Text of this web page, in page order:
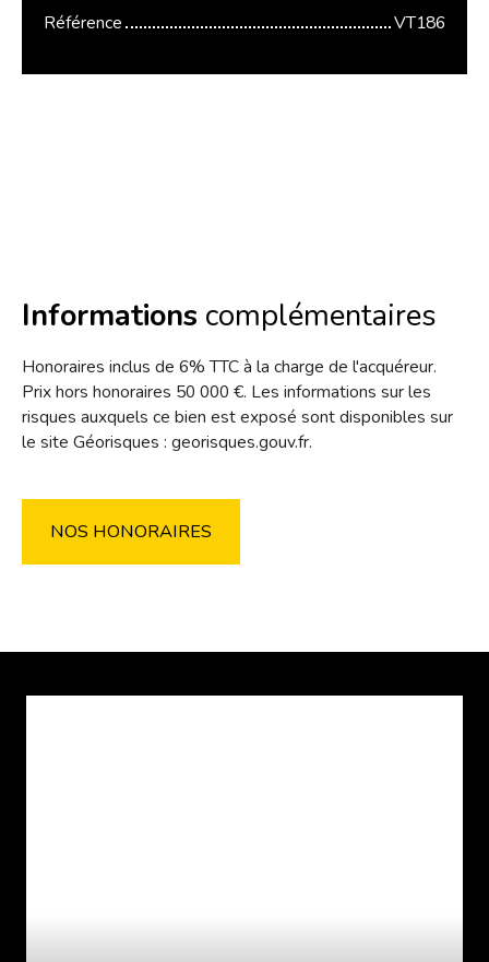
Référence
VT186
Informations complémentaires
Honoraires inclus de 6% TTC à la charge de l'acquéreur.
Prix hors honoraires 50 000 €. Les informations sur les
risques auxquels ce bien est exposé sont disponibles sur
le site Géorisques : georisques.gouv.fr.
NOS HONORAIRES